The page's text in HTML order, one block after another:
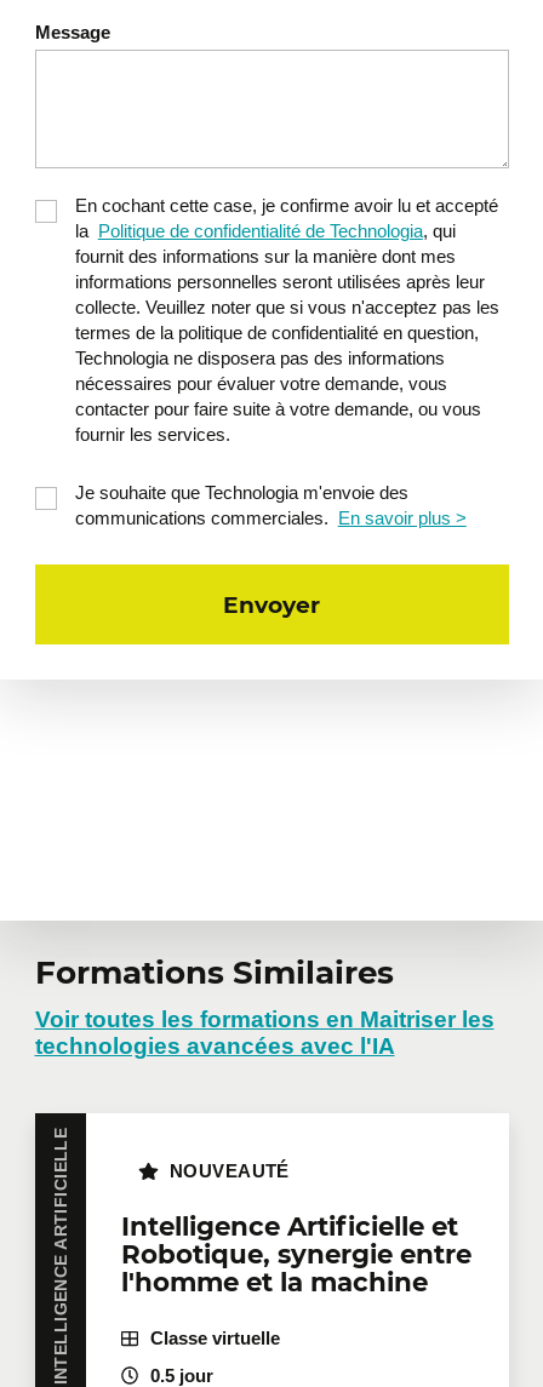
Message
En cochant cette case, je confirme avoir lu et accepté
la
Politique de confidentialité de Technologia, qui
fournit des informations sur la manière dont mes
informations personnelles seront utilisées après leur
collecte. Veuillez noter que si vous n'acceptez pas les
termes de la politique de confidentialité en question,
Technologia ne disposera pas des informations
nécessaires pour évaluer votre demande, vous
contacter pour faire suite à votre demande, ou vous
fournir les services.
Je souhaite que Technologia m'envoie des
communications commerciales.
En savoir plus >
Formations Similaires
Voir toutes les formations en Maitriser les
technologies avancées avec l'IA
INTELLIGENCE ARTIFICIELLE
Intelligence Artificielle et
Robotique, synergie entre
l'homme et la machine
NOUVEAUTÉ
Classe virtuelle
0.5 jour